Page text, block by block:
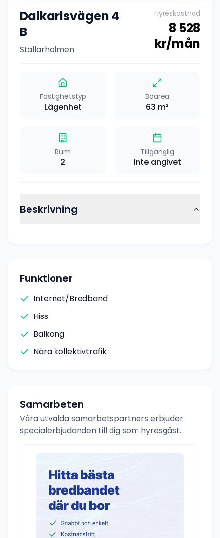
Dalkarlsvägen 4
B
Stallarholmen
Hyreskostnad
8 528
kr/mån
Fastighetstyp
Lägenhet
Boarea
63 m²
Rum
2
Tillgänglig
Inte angivet
Beskrivning
Funktioner
Internet/Bredband
Hiss
Balkong
Nära kollektivtrafik
Samarbeten
Våra utvalda samarbetspartners erbjuder
specialerbjudanden till dig som hyresgäst.